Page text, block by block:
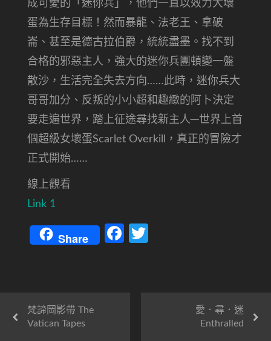
成可愛的「迷你兵」，他們一直以效力大壞
蛋為生存目標！然而暴龍、法老王、拿破
崙、甚至是德古拉伯爵，統統盡墨。找不到
合格的邪惡主人，強大的迷你兵團頓變一盤
散沙，生活完全失去方向……此時，迷你兵大
哥哥加分、反叛的小小超和趣緻的阿卜決定
要走遍世界，踏上征途尋找新主人─世界上首
個超級女壞蛋Scarlet Overkill，真正的冒險才
正式開始……
線上觀看
Link 1
Share Facebook
梵諦岡影帶 The
Vatican Tapes
愛．尋．迷
Enthralled